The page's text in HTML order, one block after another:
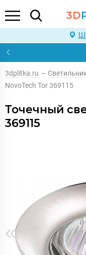
3D
3dplitka.ru –
NovoTech Tor 369115
Точечный
369115
«